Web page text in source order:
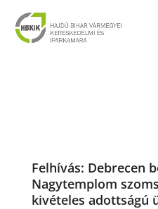
Felhívás: Debrecen
Nagytemplom
kivételes adottságú